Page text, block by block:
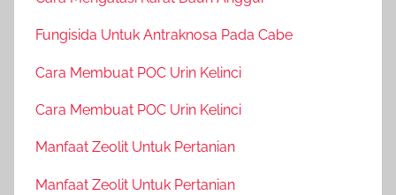
Fungisida Untuk Antraknosa Pada Cabe
Cara Membuat POC Urin Kelinci
Cara Membuat POC Urin Kelinci
Manfaat Zeolit Untuk Pertanian
Manfaat Zeolit Untuk Pertanian